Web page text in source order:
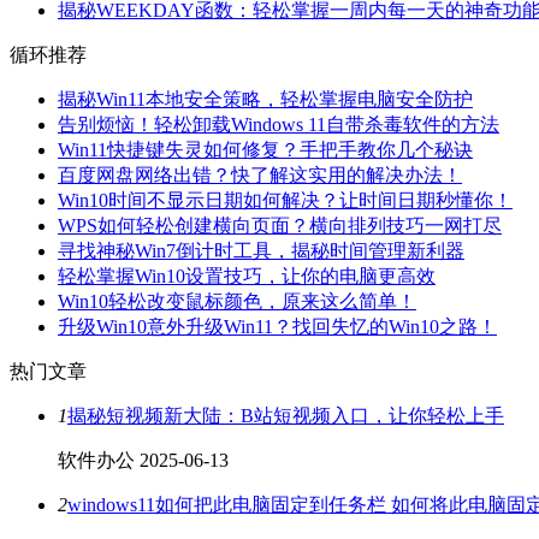
揭秘WEEKDAY函数：轻松掌握一周内每一天的神奇功
循环推荐
揭秘Win11本地安全策略，轻松掌握电脑安全防护
告别烦恼！轻松卸载Windows 11自带杀毒软件的方法
Win11快捷键失灵如何修复？手把手教你几个秘诀
百度网盘网络出错？快了解这实用的解决办法！
Win10时间不显示日期如何解决？让时间日期秒懂你！
WPS如何轻松创建横向页面？横向排列技巧一网打尽
寻找神秘Win7倒计时工具，揭秘时间管理新利器
轻松掌握Win10设置技巧，让你的电脑更高效
Win10轻松改变鼠标颜色，原来这么简单！
升级Win10意外升级Win11？找回失忆的Win10之路！
热门文章
1揭秘短视频新大陆：B站短视频入口，让你轻松上手
软件办公 2025-06-13
2windows11如何把此电脑固定到任务栏 如何将此电脑固